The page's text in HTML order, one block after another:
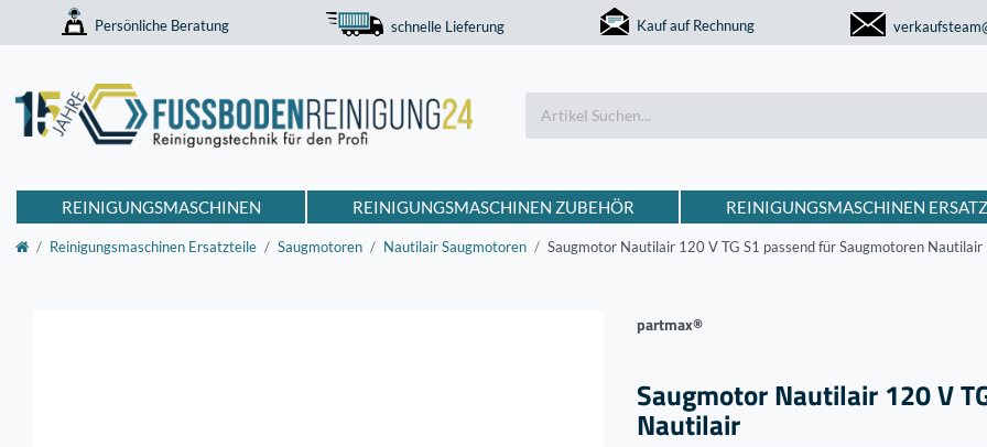
Persönliche Beratung schnelle Lieferung Kauf auf Rechnung
REINIGUNGSMASCHINEN REINIGUNGSMASCHINEN ZUBEHÖR REINIGUNGSMASCHINEN
Reinigungsmaschinen Ersatzteile Saugmotoren Nautilair Saugmotoren Saugmotor Nautilair 120 V TG S1 passend für Saugmotoren Nautilair
partmax®
Saugmotor Nautilair 120 V
Nautilair